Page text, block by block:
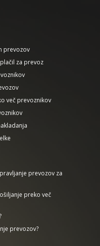
prevozov
za prevoz
več prevoznikov
prevozov za
preko več
prevozov?